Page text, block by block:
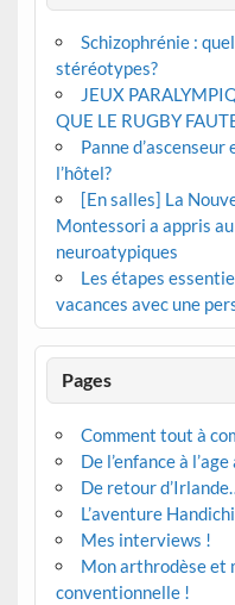
Schizophrénie :
stéréotypes?
JEUX
QUE LE RUGBY
Panne d’ascenseur
l’hôtel?
[En salles] La
Montessori a appris
neuroatypiques
Les étapes
vacances avec une
Pages
Comment tout à
De l’enfance à
De retour
L’aventure
Mes interviews !
Mon arthrodèse et
conventionnelle !